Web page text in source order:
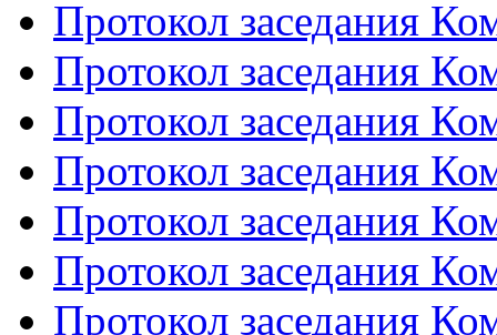
Протокол заседания
Протокол заседания
Протокол заседания
Протокол заседания
Протокол заседания
Протокол заседания
Протокол заседания